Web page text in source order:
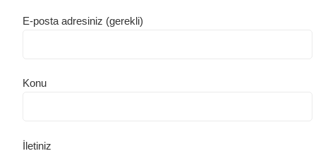
E-posta adresiniz (gerekli)
Konu
İletiniz